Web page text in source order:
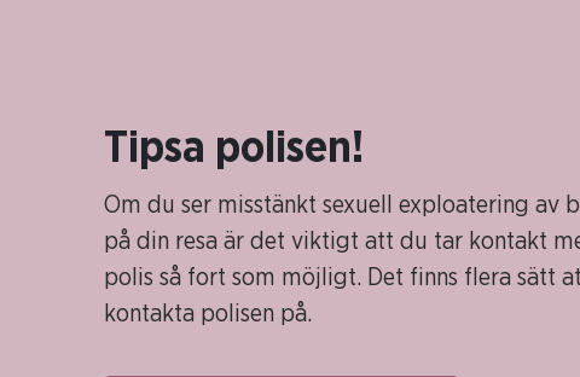
Tipsa polisen!
Om du ser misstänkt sexuell exploatering av
på din resa är det viktigt att du tar kontakt
polis så fort som möjligt. Det finns flera sätt
kontakta polisen på.